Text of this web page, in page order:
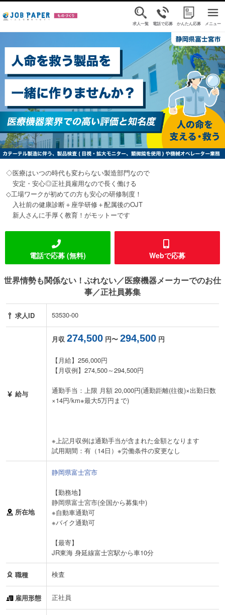
求人一覧 電話で応募 かんたん応募 メニュー
◇医療はいつの時代も変わらない製造部門なので
安定・安心◎正社員雇用なので長く働ける
◇工場ワークが初めての方も安心の研修制度！
入社前の健康診断＋座学研修＋配属後のOJT
新人さんに手厚く教育！がモットーです
電話で応募 (無料) Webで応募
世界情勢も関係ない！ぶれない／医療機器メーカーでのお仕
事／正社員募集
求人ID 53530-00
給与
月収 274,500 円〜 294,500 円
【月給】256,000円
【月収例】274,500～294,500円
通勤手当：上限 月額 20,000円(通勤距離(往復)×出勤日数
×14円/km※最大5万円まで)
※上記月収例は通勤手当が含まれた金額となります
試用期間：有（14日）※労働条件の変更なし
所在地
静岡県富士宮市
【勤務地】
静岡県富士宮市(全国から募集中)
※自動車通勤可
※バイク通勤可
【最寄】
JR東海 身延線富士宮駅から車10分
職種 検査
雇用形態 正社員